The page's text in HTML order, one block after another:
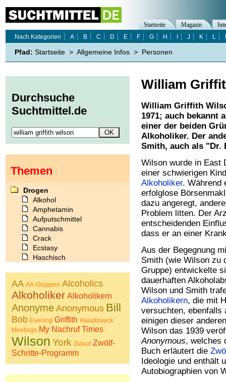
William
William Griffith
1971; auch bekannt
einer der beiden
Alkoholiker. Der
Smith, auch als "Dr.
Wilson wurde in East
einer schwierigen
Alkoholiker. Während
erfolglose
dazu angeregt,
Problem litten. Der
entscheidenden
dass er an einer
Aus der Begegnung
Smith (wie Wilson zu
Gruppe) entwickelte
dauerhaften
Wilson und Smith
Alkoholikern, die mit
versuchten, ebenfalls
einigen dieser
Wilson das 1939
Anonymous, welches
Buch erläutert die
Ideologie und enthält
Autobiographien von
Startseite Magazin
Nach Kategorien
A B C D E F G H J K L
Pfad: Startseite > Allgemeine Infos > Personen
Durchsuche
Suchtmittel.de
Themen
Drogen
Alkohol
Amphetamin
Aufputschmittel
Cannabis
Crack
Ecstasy
Haschisch
Koffein
Kokain
Lachgas
LSD
Marihuana
Medikamente
Meskalin
Metamphetamin
Methadon
AA AA-Gruppen Alcoholics
Alkoholiker Alkoholikern
Anonyme Anonymous Bill
Bob Evening Griffith Hauptzweck
Meetings My Nachruf Times
Wilson York Zulauf Zwölf-
Schritte-Programm